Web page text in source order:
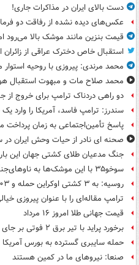
دست بالای ایران در مذاکرات جاری!
عکس‌های دیده نشده از رفاقت دو
قیمت بنزین مانند موشک بالا می‌رود
استقبال خاص دخترک عراقی از
محمد مرندی: پیروزی با روحیه
محمد صلاح مات و مبهوت استقبال
دو راهی دردناک ترامپ برای خروج از
سندرز: ترامپ فاسد، آمریکا را وارد
پاسخ تأمین‌اجتماعی به زمان پرداخت
صحنه ای نادر از حیات وحش ایران در
جنگ مدعیان طلای کشتی جهان این
سوخو۳۵ با این موشک‌ها به ناوهای‌جنگی حمله می‌کند
روسیه: به ۳ کشتی اوکراین حمله و ۲۰۳ پهپاد را سرنگون کردیم
ترامپ مقاله‌ای را با عنوان پیروزی
قیمت جهانی طلا امروز ۱۶ مرداد
برخورد پراید با تیر برق ۲ فوتی بر جای گذاشت
حمله سایبری گسترده به بورس آمریکا
صنعا: نیروهای ما در کمین‌ هستند